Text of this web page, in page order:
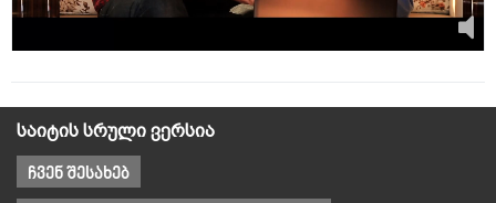
საიტის სრული ვერსია
ჩვენ შესახებ